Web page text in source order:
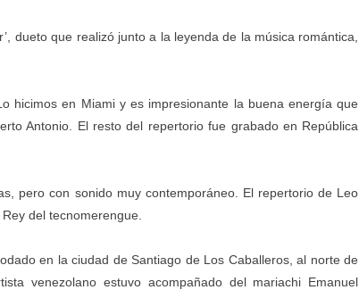
dueto que realizó junto a la leyenda de la música romántica,
hicimos en Miami y es impresionante la buena energía que
Antonio. El resto del repertorio fue grabado en República
pero con sonido muy contemporáneo. El repertorio de Leo
del tecnomerengue.
en la ciudad de Santiago de Los Caballeros, al norte de
venezolano estuvo acompañado del mariachi Emanuel